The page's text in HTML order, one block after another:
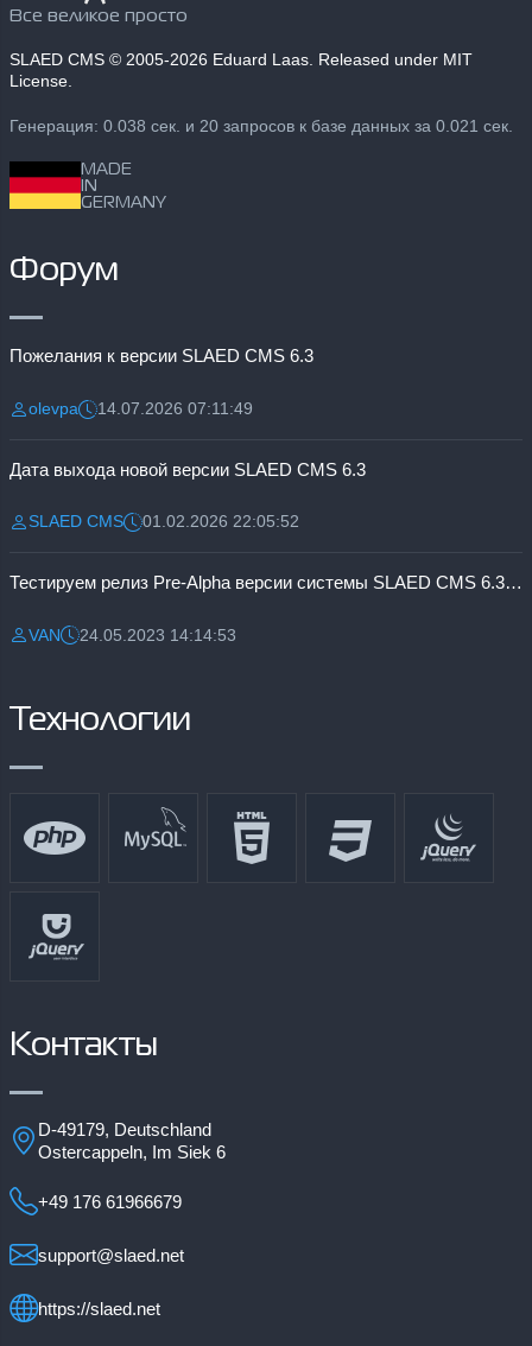
Все великое просто
SLAED CMS © 2005-2026 Eduard Laas. Released under MIT
License.
Генерация: 0.038 сек. и 20 запросов к базе данных за 0.021 сек.
MADE
IN
GERMANY
Форум
Пожелания к версии SLAED CMS 6.3
Разместил:
olevpaДата:14.07.2026 07:11:49
Дата выхода новой версии SLAED CMS 6.3
Разместил:
SLAED CMSДата:01.02.2026 22:05:52
Тестируем релиз Pre-Alpha версии системы SLAED CMS 6.3 Pro
Разместил:
VANДата:24.05.2023 14:14:53
Технологии
Контакты
D-49179, Deutschland
Ostercappeln, Im Siek 6
+49 176 61966679
support@slaed.net
https://slaed.net